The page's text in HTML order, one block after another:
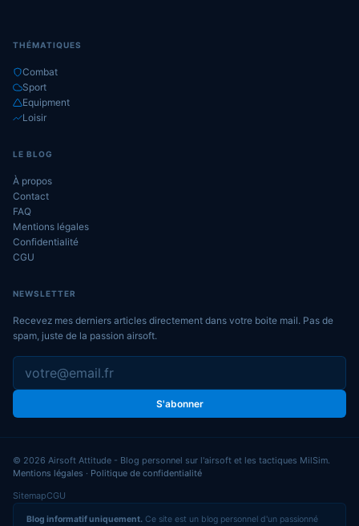
THÉMATIQUES
Combat
Sport
Equipment
Loisir
LE BLOG
À propos
Contact
FAQ
Mentions légales
Confidentialité
CGU
NEWSLETTER
Recevez mes derniers articles directement dans votre boite mail. Pas de
spam, juste de la passion airsoft.
S'abonner
© 2026 Airsoft Attitude - Blog personnel sur l'airsoft et les tactiques MilSim.
Mentions légales · Politique de confidentialité
SitemapCGU
Blog informatif uniquement. Ce site est un blog personnel d'un passionné